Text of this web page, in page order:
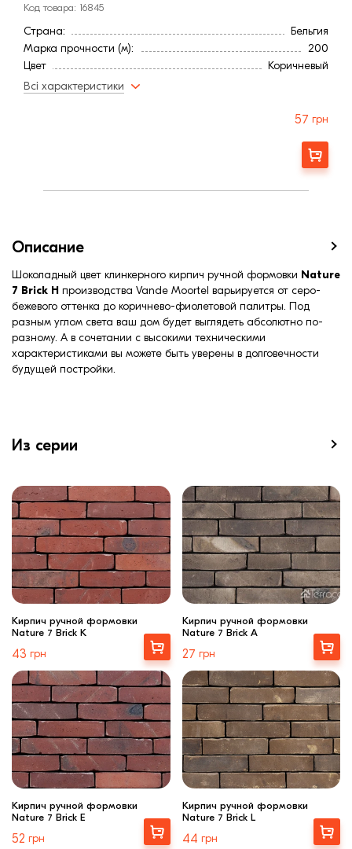
Код товара: 16845
Страна:
Бельгия
Марка прочности (м):
200
Цвет
Коричневый
Фактура
Всі характеристики
57 грн
Заказать
Описание
Шоколадный цвет клинкерного кирпич ручной формовки Nature
7 Brick H производства Vande Moortel варьируется от серо-
бежевого оттенка до коричнево-фиолетовой палитры. Под
разным углом света ваш дом будет выглядеть абсолютно по-
разному. А в сочетании с высокими техническими
характеристиками вы можете быть уверены в долговечности
будущей постройки.
Из серии
Кирпич ручной формовки
Nature 7 Brick K
43 грн
Выбрать
Кирпич ручной формовки
Nature 7 Brick A
27 грн
Выбрать
Кирпич ручной формовки
Nature 7 Brick E
52 грн
Выбрать
Кирпич ручной формовки
Nature 7 Brick L
44 грн
Выбрать